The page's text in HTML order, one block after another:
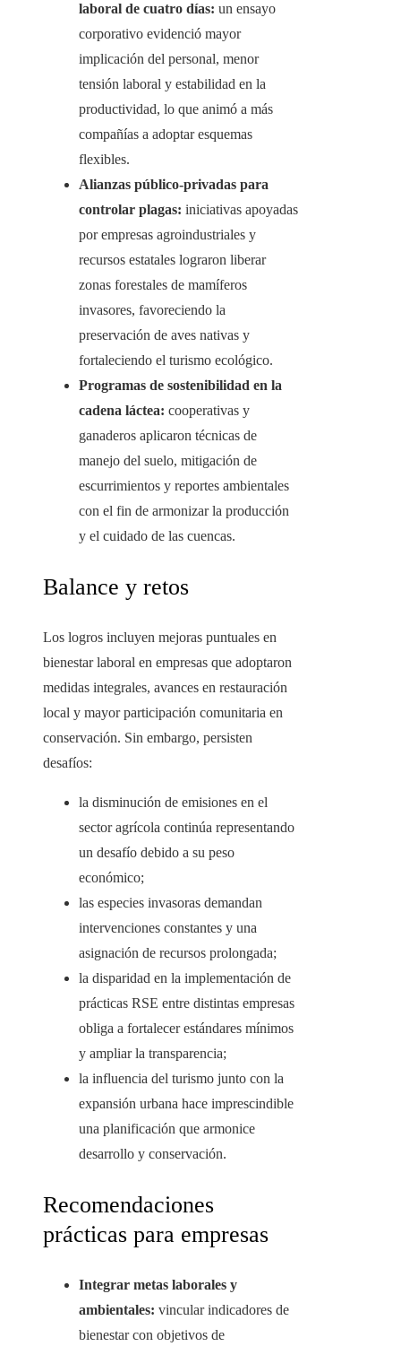
laboral de cuatro días: un ensayo
corporativo evidenció mayor
implicación del personal, menor
tensión laboral y estabilidad en la
productividad, lo que animó a más
compañías a adoptar esquemas
flexibles.
Alianzas público-privadas para
controlar plagas: iniciativas apoyadas
por empresas agroindustriales y
recursos estatales lograron liberar
zonas forestales de mamíferos
invasores, favoreciendo la
preservación de aves nativas y
fortaleciendo el turismo ecológico.
Programas de sostenibilidad en la
cadena láctea: cooperativas y
ganaderos aplicaron técnicas de
manejo del suelo, mitigación de
escurrimientos y reportes ambientales
con el fin de armonizar la producción
y el cuidado de las cuencas.
Balance y retos
Los logros incluyen mejoras puntuales en
bienestar laboral en empresas que adoptaron
medidas integrales, avances en restauración
local y mayor participación comunitaria en
conservación. Sin embargo, persisten
desafíos:
la disminución de emisiones en el
sector agrícola continúa representando
un desafío debido a su peso
económico;
las especies invasoras demandan
intervenciones constantes y una
asignación de recursos prolongada;
la disparidad en la implementación de
prácticas RSE entre distintas empresas
obliga a fortalecer estándares mínimos
y ampliar la transparencia;
la influencia del turismo junto con la
expansión urbana hace imprescindible
una planificación que armonice
desarrollo y conservación.
Recomendaciones
prácticas para empresas
Integrar metas laborales y
ambientales: vincular indicadores de
bienestar con objetivos de